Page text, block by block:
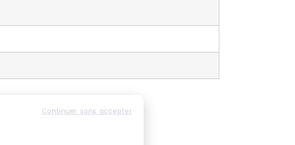
Continuer sans accepter